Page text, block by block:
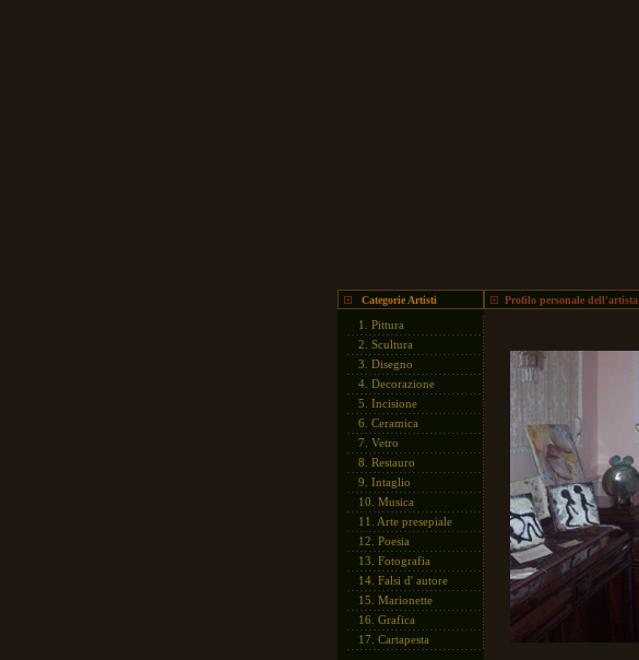
Categorie Artisti
1. Pittura
2. Scultura
3. Disegno
4. Decorazione
5. Incisione
6. Ceramica
7. Vetro
8. Restauro
9. Intaglio
10. Musica
11. Arte presepiale
12. Poesia
13. Fotografia
14. Falsi d' autore
15. Marionette
16. Grafica
17. Cartapesta
Profilo personale dell'artista